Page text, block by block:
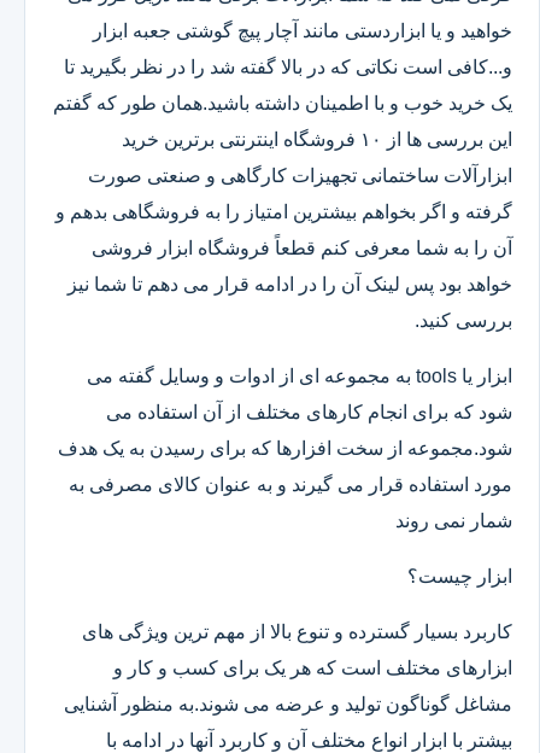
خواهید و یا ابزاردستی مانند آچار پیچ گوشتی جعبه ابزار
و...کافی است نکاتی که در بالا گفته شد را در نظر بگیرید تا
یک خرید خوب و با اطمینان داشته باشید.همان طور که گفتم
این بررسی ها از ۱۰ فروشگاه اینترنتی برترین خرید
ابزارآلات ساختمانی تجهیزات کارگاهی و صنعتی صورت
گرفته و اگر بخواهم بیشترین امتیاز را به فروشگاهی بدهم و
آن را به شما معرفی کنم قطعاً فروشگاه ابزار فروشی
خواهد بود پس لینک آن را در ادامه قرار می دهم تا شما نیز
بررسی کنید.
ابزار یا tools به مجموعه ای از ادوات و وسایل گفته می
شود که برای انجام کارهای مختلف از آن استفاده می
شود.مجموعه از سخت افزارها که برای رسیدن به یک هدف
مورد استفاده قرار می گیرند و به عنوان کالای مصرفی به
شمار نمی روند
ابزار چیست؟
کاربرد بسیار گسترده و تنوع بالا از مهم ترین ویژگی های
ابزارهای مختلف است که هر یک برای کسب و کار و
مشاغل گوناگون تولید و عرضه می شوند.به منظور آشنایی
بیشتر با ابزار انواع مختلف آن و کاربرد آنها در ادامه با